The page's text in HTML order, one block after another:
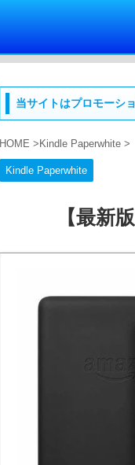
当サイトはプロモーシ
HOME > Kindle Paperwhite >
Kindle Paperwhite
【最新